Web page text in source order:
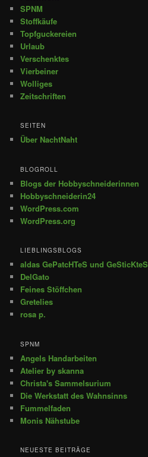
SPNM
Stoffkäufe
Topfguckereien
Urlaub
Verschenktes
Vierbeiner
Wolliges
Zeitschriften
SEITEN
Über NachtNaht
BLOGROLL
Blogs der Hobbyschneiderinnen
Hobbyschneiderin24
WordPress.com
WordPress.org
LIEBLINGSBLOGS
aldas GePatcHTeS und GeSticKteS
DelGato
Feines Stöffchen
Gretelies
rosa p.
SPNM
Angels Handarbeiten
Atelier by skanna
Christa's Sammelsurium
Die Werkstatt des Wahnsinns
Fummelfaden
Monis Nähstube
NEUESTE BEITRÄGE